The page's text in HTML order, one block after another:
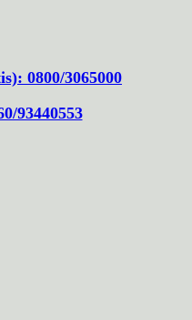
0800/3065000
93440553